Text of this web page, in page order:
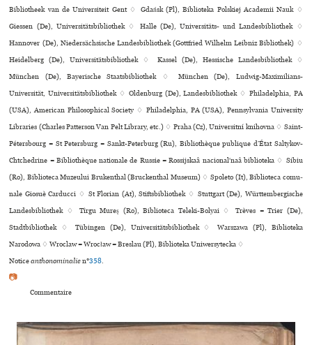
Bibliotheek van de Universiteit Gent ♢ Gdańsk (Pl), Biblioteka Polskiej Academii Nauk ♢
Giessen (De), Universitätsbibliothek ♢ Halle (De), Universitäts- und Landesbibliothek ♢
Hannover (De), Niedersächsische Landesbibliothek (Gottfried Wilhelm Leibniz Bibliothek) ♢
Heidelberg (De), Universitätsbibliothek ♢ Kassel (De), Hessische Landesbibliothek ♢
München (De), Bayerische Staatsbibliothek ♢ München (De), Ludwig-Maximilians-
Universität, Universitätsbibliothek ♢ Oldenburg (De), Landesbibliothek ♢ Philadelphia, PA
(USA), American Philosophical Society ♢ Philadelphia, PA (USA), Pennsylvania University
Libraries (Charles Patterson Van Pelt Library, etc.) ♢ Praha (Cz), Universitní kni­hovna ♢ Saint-
Pétersbourg = St Petersburg = Sankt-Peterburg (Ru), Bibliothèque publique d’État Saltykov-
Chtchedrine = Bibliothèque nationale de Russie = Rossijskaâ nacionalʹnaâ biblioteka ♢ Sibiu
(Ro), Biblioteca Muzeului Brukenthal (Bruckenthal Museum) ♢ Spoleto (It), Biblioteca comu­
nale Giosuè Carducci ♢ St Florian (At), Stiftsbibliothek ♢ Stuttgart (De), Württembergische
Landesbibliothek ♢ Tîrgu Mureş (Ro), Biblioteca Teleki-Bolyai ♢ Trèves = Trier (De),
Stadtbibliothek ♢ Tübingen (De), Universitätsbibliothek ♢ Warszawa (Pl), Biblioteka
Narodowa ♢ Wroclaw = Wrocław = Breslau (Pl), Biblioteka Uniwersytecka ♢
Noticeanthonominalien°358.
📷
Commentaire